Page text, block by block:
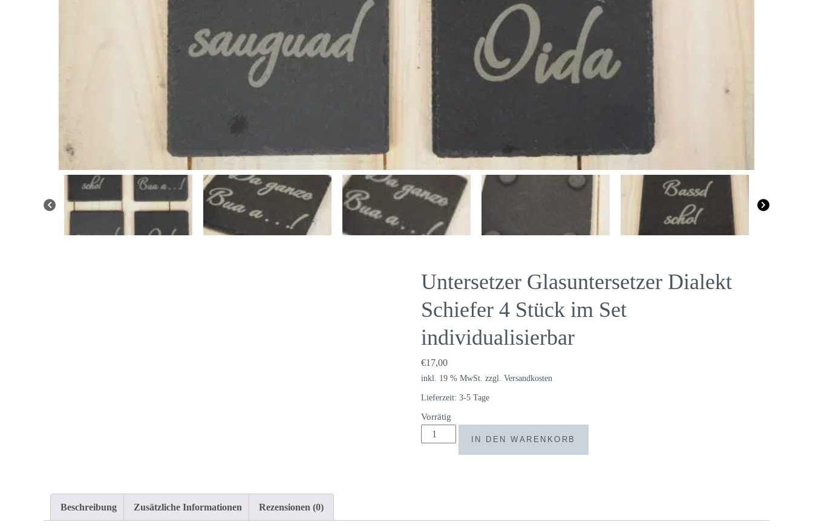
Untersetzer Glasuntersetzer Dialekt
Schiefer 4 Stück im Set
individualisierbar
€17,00
inkl. 19 % MwSt. zzgl. Versandkosten
Lieferzeit: 3-5 Tage
Vorrätig
Untersetzer
IN DEN WARENKORB
Beschreibung Zusätzliche Informationen Rezensionen (0)